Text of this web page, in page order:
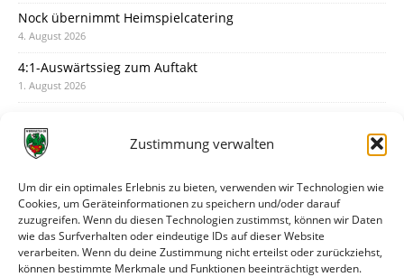
Zustimmung verwalten
Um dir ein optimales Erlebnis zu bieten, verwenden wir Technologien wie
Cookies, um Geräteinformationen zu speichern und/oder darauf
zuzugreifen. Wenn du diesen Technologien zustimmst, können wir Daten
wie das Surfverhalten oder eindeutige IDs auf dieser Website
verarbeiten. Wenn du deine Zustimmung nicht erteilst oder zurückziehst,
können bestimmte Merkmale und Funktionen beeinträchtigt werden.
Nock übernimmt Heimspielcatering
4. August 2026
4:1-Auswärtssieg zum Auftakt
1. August 2026
31. Juli 2026
30. Juli 2026
Deine Spielminute: 89+1
28. Juli 2026
Neuer Rückensponsor